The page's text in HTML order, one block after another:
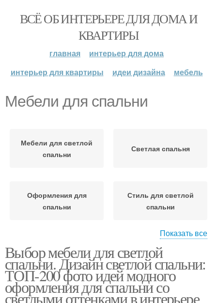
ВСЁ ОБ ИНТЕРЬЕРЕ ДЛЯ ДОМА И
КВАРТИРЫ
главная
интерьер для дома
интерьер для квартиры
идеи дизайна мебель
Мебели для спальни
Мебели для светлой
спальни
Светлая спальня
Оформления для
спальни
Стиль для светлой
спальни
Цвета для спальни Мебель по стилю
Показать все
Выбор мебели для светлой
спальни. Дизайн светлой спальни:
ТОП-200 фото идей модного
оформления для спальни со
светлыми оттенками в интерьере